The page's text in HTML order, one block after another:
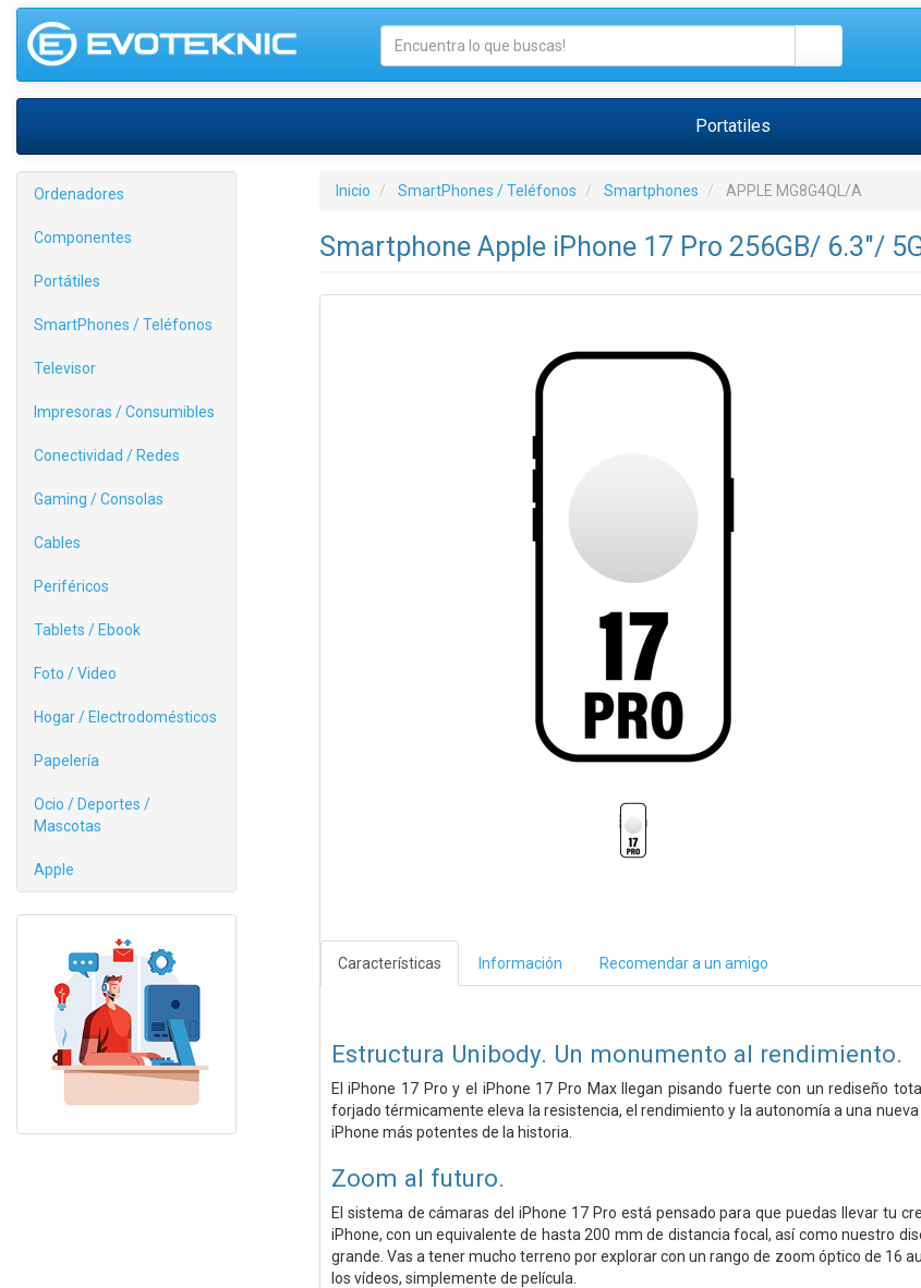
Portatiles
Ordenadores
Componentes
Portátiles
SmartPhones / Teléfonos
Televisor
Impresoras / Consumibles
Conectividad / Redes
Gaming / Consolas
Cables
Periféricos
Tablets / Ebook
Foto / Video
Hogar / Electrodomésticos
Papelería
Ocio / Deportes /
Mascotas
Apple
Inicio SmartPhones / Teléfonos Smartphones APPLE MG8G4QL/A
Smartphone Apple iPhone 17 Pro 256GB/ 6.3"/
Características Información Recomendar a un amigo
Estructura Unibody. Un monumento al rendimiento.
El iPhone 17 Pro y el iPhone 17 Pro Max llegan pisando fuerte con un rediseño
forjado térmicamente eleva la resistencia, el rendimiento y la autonomía a una
iPhone más potentes de la historia.
Zoom al futuro.
El sistema de cámaras del iPhone 17 Pro está pensado para que puedas llevar tu
iPhone, con un equivalente de hasta 200 mm de distancia focal, así como nuestro
grande. Vas a tener mucho terreno por explorar con un rango de zoom óptico de 16
los vídeos, simplemente de película.